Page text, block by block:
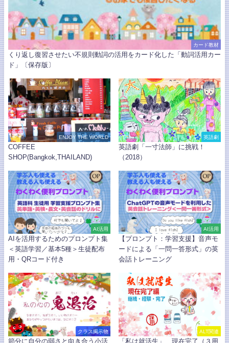
カード教材
くり返し復習させたい不規則動詞の活用をカード化した「動詞活用カー
ド」〔保存版〕
ENJOY THE WORLD
COFFEE
SHOP(Bangkok,THAILAND)
英語劇
英語劇「一寸法師」に挑戦！
（2018）
AI活用
AIを活用するためのプロンプト集
＜英語学習／基本5種＞生徒配布
用・QRコード付き
AI活用
【プロンプト：学習支援】音声モ
ードによる「一問一答形式」の英
会話トレーニング
クラス掲示物
節分に自分の弱さと向き合う小活
ALT関連
「私は就活生」、現在完了（３用